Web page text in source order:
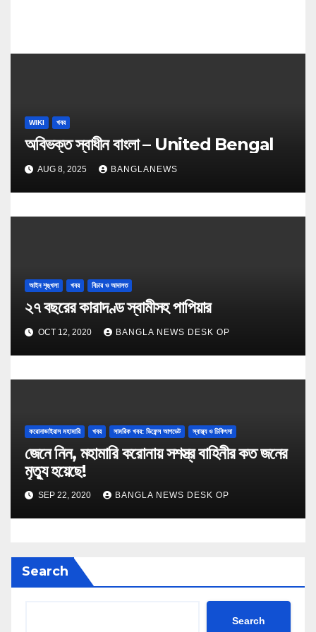
WIKI খবর
অবিভক্ত স্বাধীন বাংলা – United Bengal
AUG 8, 2025 BANGLANEWS
আইন শৃঙ্খলা খবর বিচার ও আদালত
২৭ বছরের কারাদণ্ড স্বামীসহ পাপিয়ার
OCT 12, 2020 BANGLA NEWS DESK OP
করোনাভাইরাস মহামারি খবর সামরিক খবর: ডিফেন্স আপডেট স্বাস্থ্য ও চিকিৎসা
জেনে নিন, মহামারি করোনায় সশস্ত্র বাহিনীর কত জনের
মৃত্যু হয়েছে!
SEP 22, 2020 BANGLA NEWS DESK OP
Search
Search